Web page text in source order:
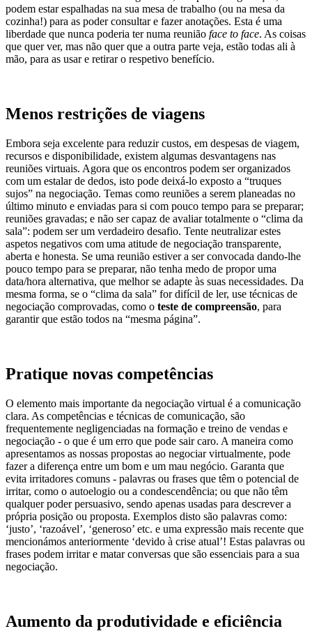
podem estar espalhadas na sua mesa de trabalho (ou na mesa da
cozinha!) para as poder consultar e fazer anotações. Esta é uma
liberdade que nunca poderia ter numa reunião face to face. As coisas
que quer ver, mas não quer que a outra parte veja, estão todas ali à
mão, para as usar e retirar o respetivo benefício.
Menos restrições de viagens
Embora seja excelente para reduzir custos, em despesas de viagem,
recursos e disponibilidade, existem algumas desvantagens nas
reuniões virtuais. Agora que os encontros podem ser organizados
com um estalar de dedos, isto pode deixá-lo exposto a “truques
sujos” na negociação. Temas como reuniões a serem planeadas no
último minuto e enviadas para si com pouco tempo para se preparar;
reuniões gravadas; e não ser capaz de avaliar totalmente o “clima da
sala”: podem ser um verdadeiro desafio. Tente neutralizar estes
aspetos negativos com uma atitude de negociação transparente,
aberta e honesta. Se uma reunião estiver a ser convocada dando-lhe
pouco tempo para se preparar, não tenha medo de propor uma
data/hora alternativa, que melhor se adapte às suas necessidades. Da
mesma forma, se o “clima da sala” for difícil de ler, use técnicas de
negociação comprovadas, como o teste de compreensão, para
garantir que estão todos na “mesma página”.
Pratique novas competências
O elemento mais importante da negociação virtual é a comunicação
clara. As competências e técnicas de comunicação, são
frequentemente negligenciadas na formação e treino de vendas e
negociação - o que é um erro que pode sair caro. A maneira como
apresentamos as nossas propostas ao negociar virtualmente, pode
fazer a diferença entre um bom e um mau negócio. Garanta que
evita irritadores comuns - palavras ou frases que têm o potencial de
irritar, como o autoelogio ou a condescendência; ou que não têm
qualquer poder persuasivo, sendo apenas usadas para descrever a
própria posição ou proposta. Exemplos disto são palavras como:
‘justo’, ‘razoável’, ‘generoso’ etc. e uma expressão mais recente que
mencionámos anteriormente ‘devido à crise atual’! Estas palavras ou
frases podem irritar e matar conversas que são essenciais para a sua
negociação.
Aumento da produtividade e eficiência